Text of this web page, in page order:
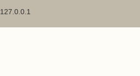
127.0.0.1